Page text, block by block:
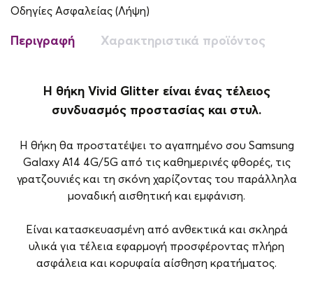
Οδηγίες Ασφαλείας (Λήψη)
Περιγραφή Χαρακτηριστικά προϊόντος
Η θήκη Vivid Glitter είναι ένας τέλειος
συνδυασμός προστασίας και στυλ.
Η θήκη θα προστατέψει το αγαπημένο σου Samsung
Galaxy A14 4G/5G από τις καθημερινές φθορές, τις
γρατζουνιές και τη σκόνη χαρίζοντας του παράλληλα
μοναδική αισθητική και εμφάνιση.
Είναι κατασκευασμένη από ανθεκτικά και σκληρά
υλικά για τέλεια εφαρμογή προσφέροντας πλήρη
ασφάλεια και κορυφαία αίσθηση κρατήματος.